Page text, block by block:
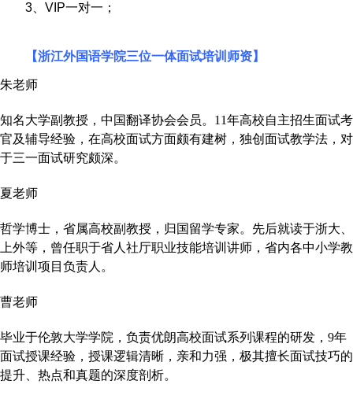
3
VIP一对一；
【浙江外国语学院三位一体面试培训师资】
朱老师
知名大学副教授，中国翻译协会会员。 11年高校自主招生面试考
官及辅导经验，在高校面试方面颇有建树，独创面试教学法，对
于三一面试研究颇深。
夏老师
哲学博士，省属高校副教授，归国留学专家。先后就读于浙大、
上外等，曾任职于省人社厅职业技能培训讲师，省内各中小学教
师培训项目负责人。
曹老师
毕业于伦敦大学学院，负责优朗高校面试系列课程的研发， 9年
面试授课经验，授课逻辑清晰，亲和力强，极其擅长面试技巧的
提升、热点和真题的深度剖析。